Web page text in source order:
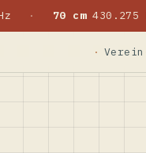
· 70 cm430.275
Verein